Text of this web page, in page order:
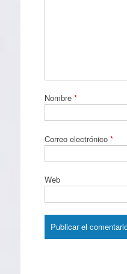
Nombre *
Correo electrónico *
Web